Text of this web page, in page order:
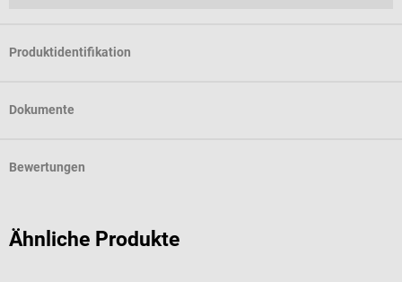
Produktidentifikation
Dokumente
Bewertungen
Ähnliche Produkte